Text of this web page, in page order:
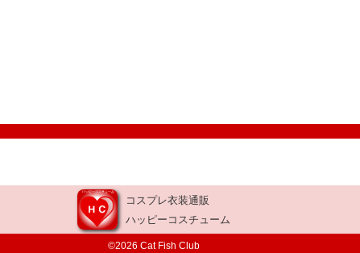
コスプレ衣装通販
ハッピーコスチューム
©2026 Cat Fish Club